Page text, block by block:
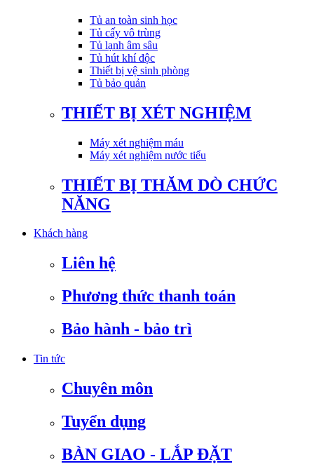
Tủ an toàn sinh học
Tủ cấy vô trùng
Tủ lạnh âm sâu
Tủ hút khí độc
Thiết bị vệ sinh phòng
Tủ bảo quản
THIẾT BỊ XÉT NGHIỆM
Máy xét nghiệm máu
Máy xét nghiệm nước tiểu
THIẾT BỊ THĂM DÒ CHỨC
NĂNG
Khách hàng
Liên hệ
Phương thức thanh toán
Bảo hành - bảo trì
Tin tức
Chuyên môn
Tuyển dụng
BÀN GIAO - LẮP ĐẶT